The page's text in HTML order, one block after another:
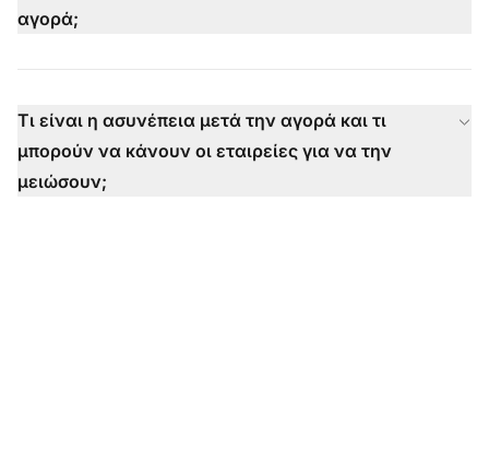
αγορά;
Τι είναι η ασυνέπεια μετά την αγορά και τι
μπορούν να κάνουν οι εταιρείες για να την
μειώσουν;